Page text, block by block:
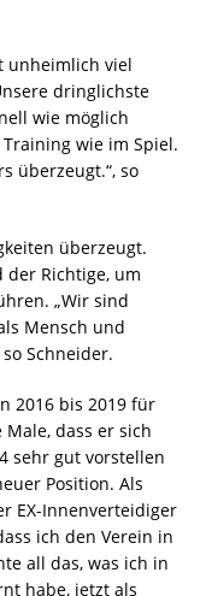
unheimlich viel
dringlichste
wie möglich
wie im Spiel.
überzeugt.“, so
überzeugt.
der Richtige, um
„Wir sind
Mensch und
Schneider.
2016 bis 2019 für
dass er sich
sehr gut vorstellen
Position. Als
EX-Innenverteidiger
ich den Verein in
all das, was ich in
habe, jetzt als